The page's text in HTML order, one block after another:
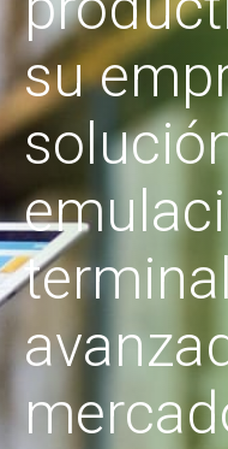
su